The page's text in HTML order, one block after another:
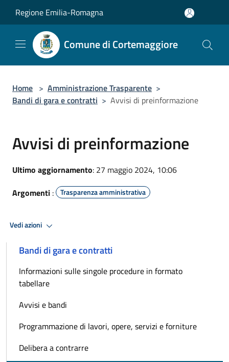
Regione Emilia-Romagna
Comune di Cortemaggiore
Home > Amministrazione Trasparente >
Bandi di gara e contratti > Avvisi di preinformazione
Avvisi di preinformazione
Ultimo aggiornamento: 27 maggio 2024, 10:06
Argomenti : Trasparenza amministrativa
Vedi azioni
Bandi di gara e contratti
Informazioni sulle singole procedure in formato
tabellare
Avvisi e bandi
Programmazione di lavori, opere, servizi e forniture
Delibera a contrarre